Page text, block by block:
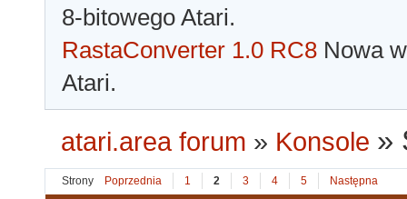
8-bitowego Atari.
RastaConverter 1.0 RC8 Nowa
Atari.
atari.area forum » Konsole »
Strony Poprzednia 1 2 3 4 5 Następna